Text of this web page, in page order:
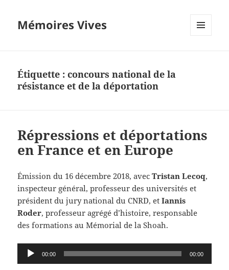
Mémoires Vives
Étiquette :concours national de la
résistance et de la déportation
Répressions et déportations
en France et en Europe
Émission du 16 décembre 2018, avecTristan Lecoq,
inspecteur général, professeur des universités et
président du jury national du CNRD, etIannis
Roder, professeur agrégé d’histoire, responsable
des formations au Mémorial de la Shoah.
Lecteur
audio
00:00 00:00